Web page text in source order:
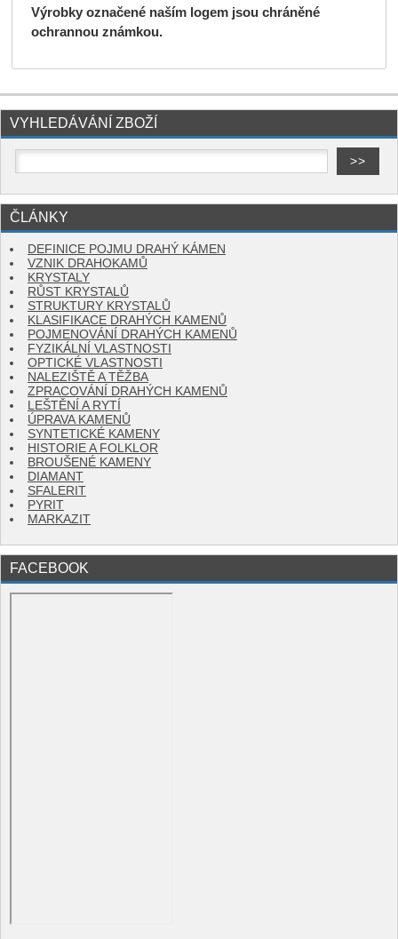
Výrobky označené naším logem jsou chráněné
ochrannou známkou.
VYHLEDÁVÁNÍ ZBOŽÍ
ČLÁNKY
DEFINICE POJMU DRAHÝ KÁMEN
VZNIK DRAHOKAMŮ
KRYSTALY
RŮST KRYSTALŮ
STRUKTURY KRYSTALŮ
KLASIFIKACE DRAHÝCH KAMENŮ
POJMENOVÁNÍ DRAHÝCH KAMENŮ
FYZIKÁLNÍ VLASTNOSTI
OPTICKÉ VLASTNOSTI
NALEZIŠTĚ A TĚŽBA
ZPRACOVÁNÍ DRAHÝCH KAMENŮ
LEŠTĚNÍ A RYTÍ
ÚPRAVA KAMENŮ
SYNTETICKÉ KAMENY
HISTORIE A FOLKLOR
BROUŠENÉ KAMENY
DIAMANT
SFALERIT
PYRIT
MARKAZIT
FACEBOOK